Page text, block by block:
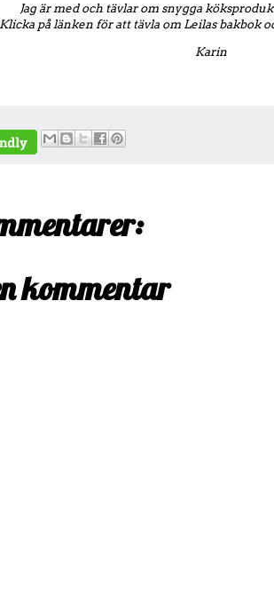
Jag är med och tävlar om snygga
Klicka på länken för att tävla om Leilas bakbok
Karin
kommentar